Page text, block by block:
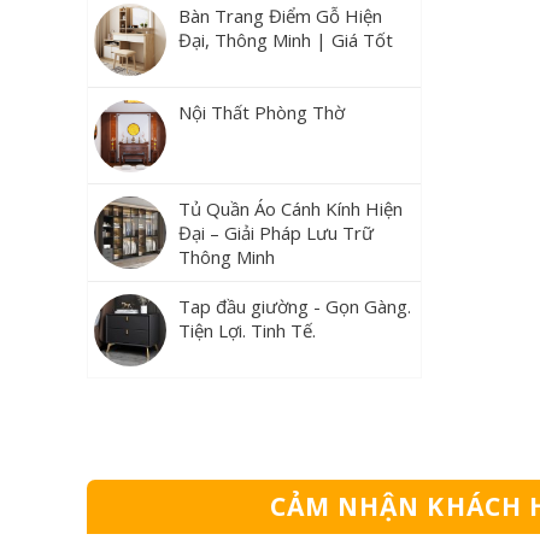
Bàn Trang Điểm Gỗ Hiện
Đại, Thông Minh | Giá Tốt
Nội Thất Phòng Thờ
Tủ Quần Áo Cánh Kính Hiện
Đại – Giải Pháp Lưu Trữ
Thông Minh
Tap đầu giường - Gọn Gàng.
Tiện Lợi. Tinh Tế.
CẢM NHẬN KHÁCH